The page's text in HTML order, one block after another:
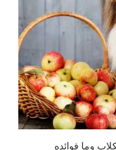
وما فوائده